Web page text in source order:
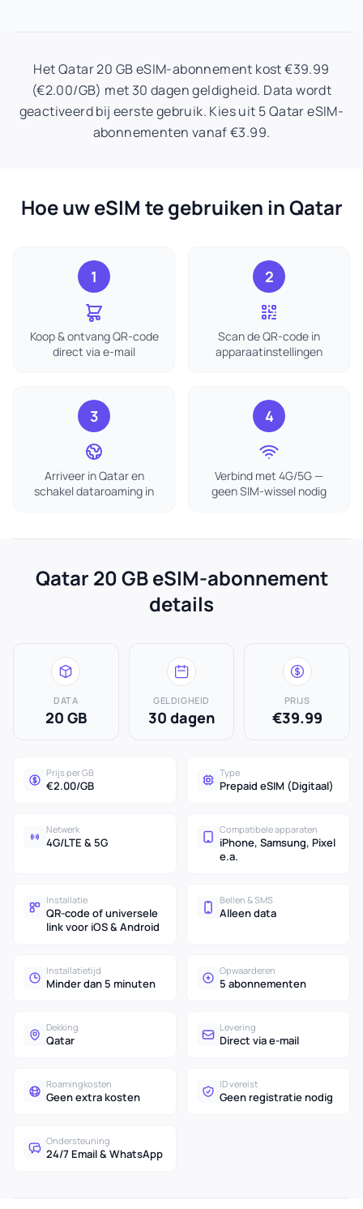
Het Qatar 20 GB eSIM-abonnement kost €39.99
(€2.00/GB) met 30 dagen geldigheid. Data wordt
geactiveerd bij eerste gebruik. Kies uit 5 Qatar eSIM-
abonnementen vanaf €3.99.
Hoe uw eSIM te gebruiken in Qatar
1
Koop & ontvang QR-code
direct via e-mail
2
Scan de QR-code in
apparaatinstellingen
3
Arriveer in Qatar en
schakel dataroaming in
4
Verbind met 4G/5G —
geen SIM-wissel nodig
Qatar 20 GB eSIM-abonnement
details
DATA
20 GB
GELDIGHEID
30 dagen
PRIJS
€39.99
Prijs per GB
€2.00/GB
Type
Prepaid eSIM (Digitaal)
Netwerk
4G/LTE & 5G
Compatibele apparaten
iPhone, Samsung, Pixel
e.a.
Installatie
QR-code of universele
link voor iOS & Android
Bellen & SMS
Alleen data
Installatietijd
Minder dan 5 minuten
Opwaarderen
5 abonnementen
Dekking
Qatar
Levering
Direct via e-mail
Roamingkosten
Geen extra kosten
ID vereist
Geen registratie nodig
Ondersteuning
24/7 Email & WhatsApp